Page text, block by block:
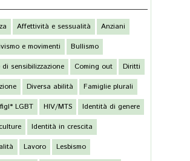
Affettività e sessualità
Anziani
e movimenti
Bullismo
di sensibilizzazione
Coming out
Diritti
Diversa abilità
Famiglie plurali
LGBT
HIV/MTS
Identità di genere
Identità in crescita
Lavoro
Lesbismo